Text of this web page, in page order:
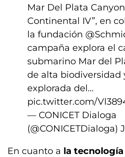
Mar Del Plata
Continental IV”, en
la fundación
campaña explora el
submarino Mar del
de alta biodiversidad
explorada del…
pic.twitter.com/
— CONICET Dialoga
(@CONICETDialoga)
En cuanto a la